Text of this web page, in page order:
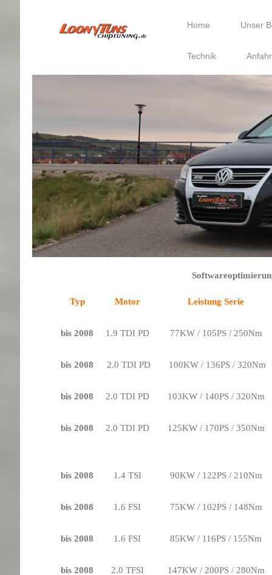
Home Unser
Technik
Typ Motor Leistung Serie
bis 2008 1.9 TDI PD 77KW / 105PS / 250Nm
bis 2008 2.0 TDI PD 100KW / 136PS / 320Nm
bis 2008 2.0 TDI PD 103KW / 140PS / 320Nm
bis 2008 2.0 TDI PD 125KW / 170PS / 350Nm
bis 2008 1.4 TSI 90KW / 122PS / 210Nm
bis 2008 1.6 FSI 75KW / 102PS / 148Nm
bis 2008 1.6 FSI 85KW / 116PS / 155Nm
bis 2008 2.0 TFSI 147KW / 200PS / 280Nm